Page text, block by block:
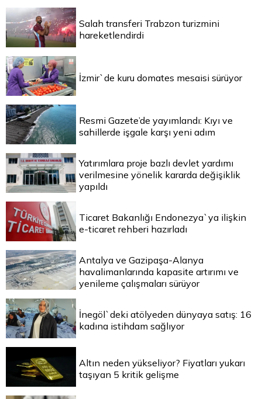
Salah transferi Trabzon turizmini
hareketlendirdi
İzmir`de kuru domates mesaisi sürüyor
Resmi Gazete’de yayımlandı: Kıyı ve
sahillerde işgale karşı yeni adım
Yatırımlara proje bazlı devlet yardımı
verilmesine yönelik kararda değişiklik
yapıldı
Ticaret Bakanlığı Endonezya`ya ilişkin
e-ticaret rehberi hazırladı
Antalya ve Gazipaşa-Alanya
havalimanlarında kapasite artırımı ve
yenileme çalışmaları sürüyor
İnegöl`deki atölyeden dünyaya satış: 16
kadına istihdam sağlıyor
Altın neden yükseliyor? Fiyatları yukarı
taşıyan 5 kritik gelişme